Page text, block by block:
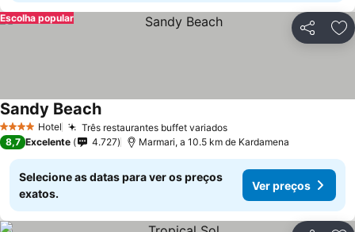
Partilhar
Escolha popular
4 EstrelasHotel Três restaurantes buffet variados
Sandy Beach
8,7 Excelente 4.727 Marmari, a 10.5 km de Kardamena
Selecione as datas para ver os preços
exatos.
Ver preços